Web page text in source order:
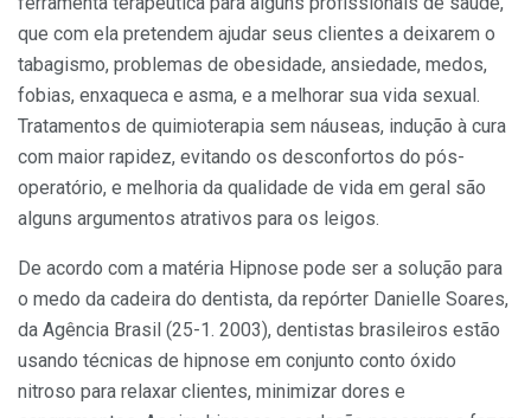
que com ela pre­tendem ajudar seus clientes a deixarem o
taba­gismo, problemas de obesidade, ansiedade, medos,
fobias, enxaqueca e asma, e a melhorar sua vida sexual.
Tratamentos de quimioterapia sem náuseas, indução à cura
com maior rapi­dez, evitando os desconfortos do pós-
operató­rio, e melhoria da qualidade de vida em geral são
alguns argumentos atrativos para os leigos.
De acordo com a matéria Hipnose pode ser a solução para
o medo da cadeira do dentis­ta, da repórter Danielle Soares,
da Agência Brasil (25-1. 2003), dentistas brasileiros estão
usando técnicas de hipnose em conjunto conto óxido
nitroso para relaxar clientes, minimizar dores e